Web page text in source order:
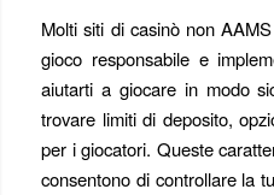
Molti siti di casinò non
gioco responsabile e
aiutarti a giocare in modo
trovare limiti di deposito,
per i giocatori. Queste
consentono di controllare la